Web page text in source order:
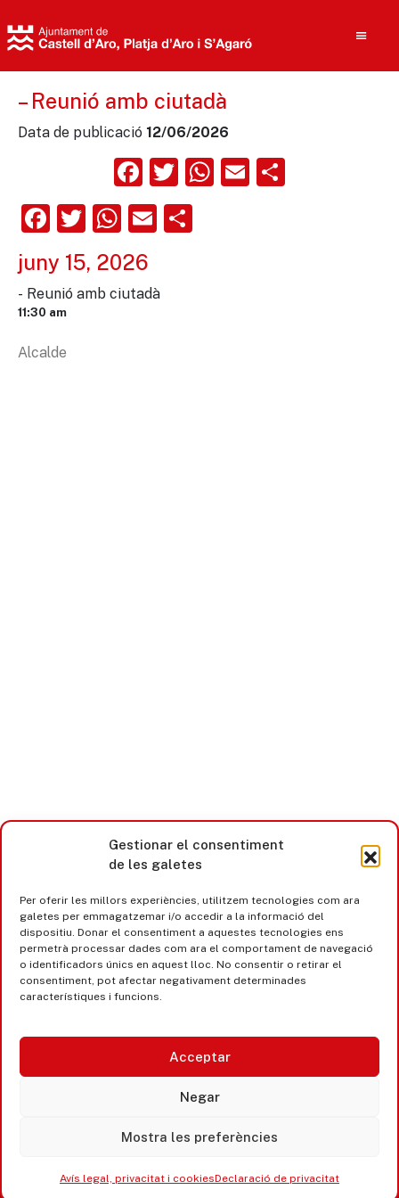
Gestionar el consentiment
de les galetes
Per oferir les millors experiències, utilitzem tecnologies com ara
galetes per emmagatzemar i/o accedir a la informació del
dispositiu. Donar el consentiment a aquestes tecnologies ens
permetrà processar dades com ara el comportament de navegació
o identificadors únics en aquest lloc. No consentir o retirar el
consentiment, pot afectar negativament determinades
característiques i funcions.
Acceptar
Negar
Mostra les preferències
Avís legal, privacitat i cookiesDeclaració de privacitat
– Reunió amb ciutadà
Data de publicació 12/06/2026
Facebook
Twitter
WhatsApp
Email
Facebook
Twitter
WhatsApp
Email
juny 15, 2026
- Reunió amb ciutadà
11:30 am
Alcalde
Castell d’Aro · Platja d’Aro · S’Agaró
365 www.platjadaro